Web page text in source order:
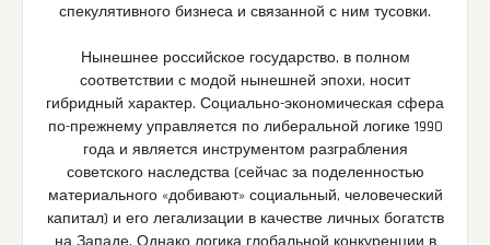
спекулятивного бизнеса и связанной с ним тусовки.
Нынешнее российское государство, в полном
соответствии с модой нынешней эпохи, носит
гибридный характер. Социально-экономическая сфера
по-прежнему управляется по либеральной логике 1990
года и является инструментом разграбления
советского наследства (сейчас за поделенностью
материального «добивают» социальный, человеческий
капитал) и его легализации в качестве личных богатств